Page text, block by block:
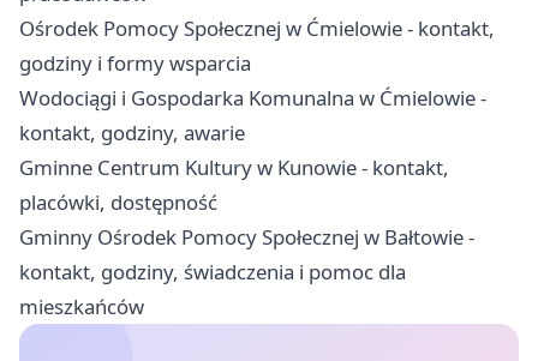
Ośrodek Pomocy Społecznej w Ćmielowie - kontakt,
godziny i formy wsparcia
Wodociągi i Gospodarka Komunalna w Ćmielowie -
kontakt, godziny, awarie
Gminne Centrum Kultury w Kunowie - kontakt,
placówki, dostępność
Gminny Ośrodek Pomocy Społecznej w Bałtowie -
kontakt, godziny, świadczenia i pomoc dla
mieszkańców